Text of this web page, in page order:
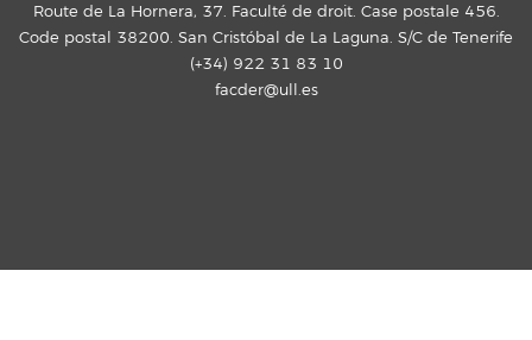
Route de La Hornera, 37. Faculté de droit. Case postale 456.
Code postal 38200. San Cristóbal de La Laguna. S/C de Tenerife
(+34) 922 31 83 10
facder@ull.es